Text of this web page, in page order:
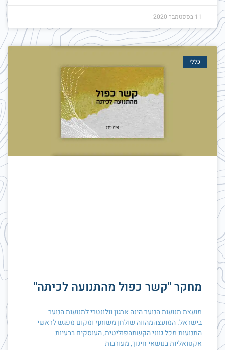
11 בספטמבר 2020
כללי
מחקר "קשר כפול מהתנועה לכיתה"
מועצת תנועות הנוער הינה ארגון וולונטרי לתנועות הנוער
בישראל. המועצהמהווה שולחן משותף ומקום מפגש לראשי
התנועות מכל גווני הקשתהפוליטית, העוסקים בבעיות
אקטואליות בנושאי חינוך, מעורבות